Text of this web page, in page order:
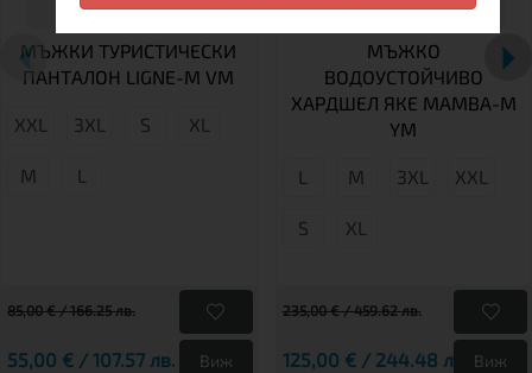
МЪЖКИ ТУРИСТИЧЕСКИ
ПАНТАЛОН LIGNE-M VM
XXL 3XL S XL
M L
85,00 € / 166.25 лв.
55,00 € / 107.57 лв. Виж
МЪЖКО
ВОДОУСТОЙЧИВО
ХАРДШЕЛ ЯКЕ MAMBA-M
YM
L М 3XL XXL
S XL
235,00 € / 459.62 лв.
125,00 € / 244.48 лв. Виж